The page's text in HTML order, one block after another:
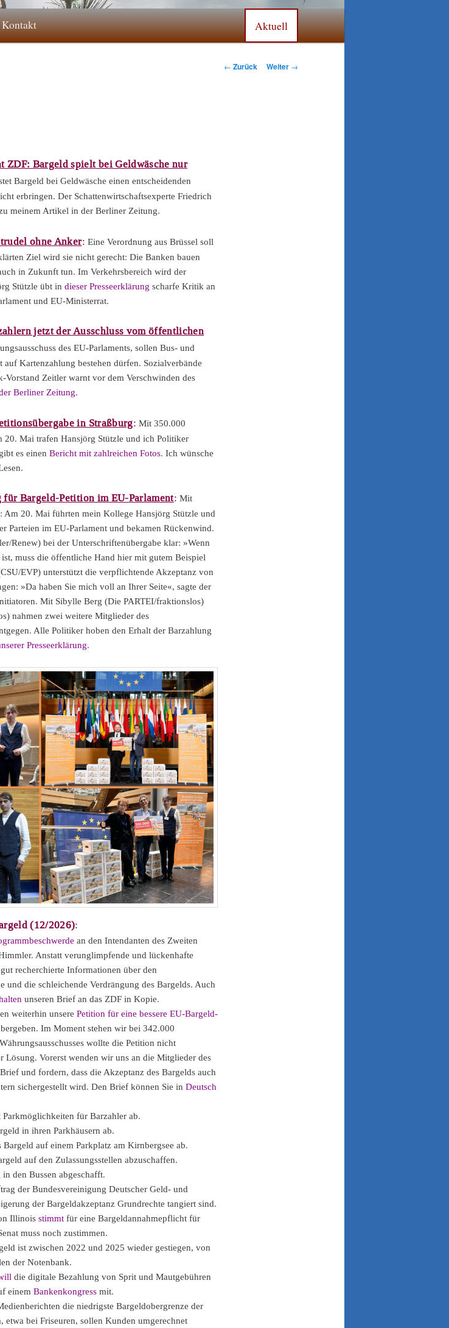
Kontakt Aktuell
Beitrags-
← Zurück Weiter →
ZDF: Bargeld spielt bei Geldwäsche nur
Bargeld bei Geldwäsche einen entscheidenden
erbringen. Der Schattenwirtschaftsexperte Friedrich
meinem Artikel in der Berliner Zeitung.
ohne Anker: Eine Verordnung aus Brüssel soll
Ziel wird sie nicht gerecht: Die Banken bauen
in Zukunft tun. Im Verkehrsbereich wird der
Stützle übt in dieser Presseerklärung scharfe Kritik an
und EU-Ministerrat.
jetzt der Ausschluss vom öffentlichen
des EU-Parlaments, sollen Bus- und
Kartenzahlung bestehen dürfen. Sozialverbände
Zeitler warnt vor dem Verschwinden des
Berliner Zeitung.
in Straßburg: Mit 350.000
20. Mai trafen Hansjörg Stützle und ich Politiker
es einen Bericht mit zahlreichen Fotos. Ich wünsche
Bargeld-Petition im EU-Parlament: Mit
Am 20. Mai führten mein Kollege Hansjörg Stützle und
Parteien im EU-Parlament und bekamen Rückenwind.
Renew) bei der Unterschriftenübergabe klar: »Wenn
muss die öffentliche Hand hier mit gutem Beispiel
EVP) unterstützt die verpflichtende Akzeptanz von
»Da haben Sie mich voll an Ihrer Seite«, sagte der
Mit Sibylle Berg (Die PARTEI/fraktionslos)
nahmen zwei weitere Mitglieder des
Alle Politiker hoben den Erhalt der Barzahlung
Presseerklärung.
(12/2026):
an den Intendanten des Zweiten
Anstatt verunglimpfende und lückenhafte
recherchierte Informationen über den
und die schleichende Verdrängung des Bargelds. Auch
unseren Brief an das ZDF in Kopie.
weiterhin unsere Petition für eine bessere EU-Bargeld-
Im Moment stehen wir bei 342.000
wollte die Petition nicht
Lösung. Vorerst wenden wir uns an die Mitglieder des
und fordern, dass die Akzeptanz des Bargelds auch
sichergestellt wird. Den Brief können Sie in Deutsch
Parkmöglichkeiten für Barzahler ab.
in ihren Parkhäusern ab.
auf einem Parkplatz am Kirnbergsee ab.
auf den Zulassungsstellen abzuschaffen.
den Bussen abgeschafft.
der Bundesvereinigung Deutscher Geld- und
der Bargeldakzeptanz Grundrechte tangiert sind.
Illinois stimmtfür eine Bargeldannahmepflicht für
muss noch zustimmen.
ist zwischen 2022 und 2025 wieder gestiegen, von
der Notenbank.
die digitale Bezahlung von Sprit und Mautgebühren
einemBankenkongressmit.
die niedrigste Bargeldobergrenze der
etwa bei Friseuren, sollen Kunden umgerechnet